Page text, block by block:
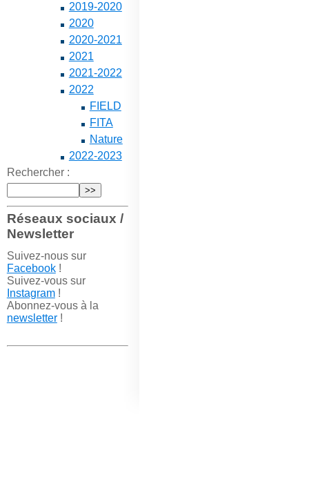
2019-2020
2020
2020-2021
2021
2021-2022
2022
FIELD
FITA
Nature
2022-2023
Rechercher :
Réseaux sociaux /
Newsletter
Suivez-nous sur
Facebook!
Suivez-vous sur
Instagram!
Abonnez-vous à la
newsletter!